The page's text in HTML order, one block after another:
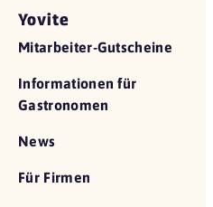
Yovite
Mitarbeiter-Gutscheine
Informationen für
Gastronomen
News
Für Firmen